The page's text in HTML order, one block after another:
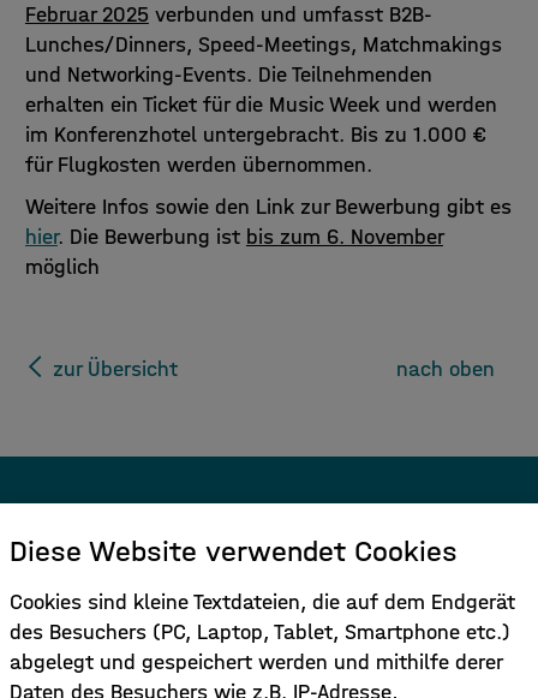
Februar 2025 verbunden und umfasst B2B-
Lunches/Dinners, Speed-Meetings, Matchmakings
und Networking-Events. Die Teilnehmenden
erhalten ein Ticket für die Music Week und werden
im Konferenzhotel untergebracht. Bis zu 1.000 €
für Flugkosten werden übernommen.
Weitere Infos sowie den Link zur Bewerbung gibt es
hier. Die Bewerbung ist bis zum 6. November
möglich
zur Übersicht nach oben
Melden Sie sich für den Newsletter
Hier Anmelden
Diese Website verwendet Cookies
Cookies sind kleine Textdateien, die auf dem Endgerät
des Besuchers (PC, Laptop, Tablet, Smartphone etc.)
abgelegt und gespeichert werden und mithilfe derer
Daten des Besuchers wie z.B. IP-Adresse,